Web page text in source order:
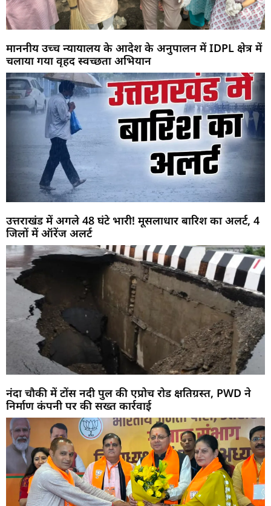
माननीय उच्च न्यायालय के आदेश के अनुपालन में IDPL क्षेत्र में
चलाया गया वृहद स्वच्छता अभियान
उत्तराखंड में अगले 48 घंटे भारी! मूसलाधार बारिश का अलर्ट, 4
जिलों में ऑरेंज अलर्ट
नंदा चौकी में टोंस नदी पुल की एप्रोच रोड क्षतिग्रस्त, PWD ने
निर्माण कंपनी पर की सख्त कार्रवाई